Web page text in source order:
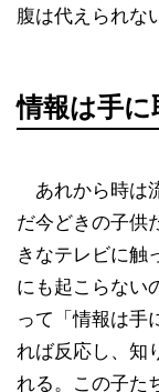
腹は代えられな
情報は手
あれから時は
だ今どきの子供
きなテレビに触
にも起こらない
って「情報は手
れば反応し、知
れる。この子た